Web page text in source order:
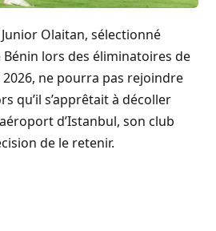
Olaitan, sélectionné
lors des éliminatoires de
ne pourra pas rejoindre
qu’il s’apprêtait à décoller
d’Istanbul, son club
de le retenir.